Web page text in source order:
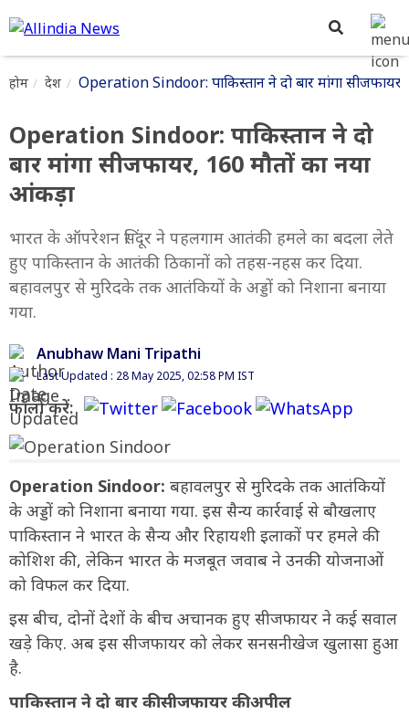
होम देश Operation Sindoor: पाकिस्तान ने दो बार मांगा
Operation Sindoor: पाकिस्तान ने दो
बार मांगा सीजफायर, 160 मौतों का नया
आंकड़ा
भारत के ऑपरेशन सिंदूर ने पहलगाम आतंकी हमले का बदला लेते
हुए पाकिस्तान के आतंकी ठिकानों को तहस-नहस कर दिया.
बहावलपुर से मुरिदके तक आतंकियों के अड्डों को निशाना बनाया
गया.
Anubhaw Mani Tripathi
Last Updated : 28 May 2025, 02:58 PM IST
फॉलो करें:
Operation Sindoor: बहावलपुर से मुरिदके तक आतंकियों
के अड्डों को निशाना बनाया गया. इस सैन्य कार्रवाई से बौखलाए
पाकिस्तान ने भारत के सैन्य और रिहायशी इलाकों पर हमले की
कोशिश की, लेकिन भारत के मजबूत जवाब ने उनकी योजनाओं
को विफल कर दिया.
इस बीच, दोनों देशों के बीच अचानक हुए सीजफायर ने कई सवाल
खड़े किए. अब इस सीजफायर को लेकर सनसनीखेज खुलासा हुआ
है.
पाकिस्तान ने दो बार की सीजफायर की अपील